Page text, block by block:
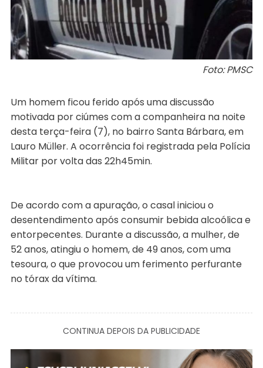
Foto: PMSC
Um homem ficou ferido após uma discussão
motivada por ciúmes com a companheira na noite
desta terça-feira (7), no bairro Santa Bárbara, em
Lauro Müller. A ocorrência foi registrada pela Polícia
Militar por volta das 22h45min.
De acordo com a apuração, o casal iniciou o
desentendimento após consumir bebida alcoólica e
entorpecentes. Durante a discussão, a mulher, de
52 anos, atingiu o homem, de 49 anos, com uma
tesoura, o que provocou um ferimento perfurante
no tórax da vítima.
CONTINUA DEPOIS DA PUBLICIDADE